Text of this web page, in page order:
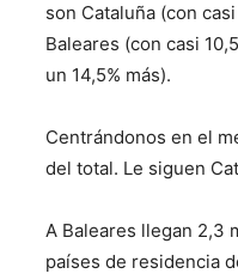
son Cataluña (con
Baleares (con casi
un 14,5% más).
Centrándonos en el
del total. Le siguen
A Baleares llegan 2,3
países de residencia